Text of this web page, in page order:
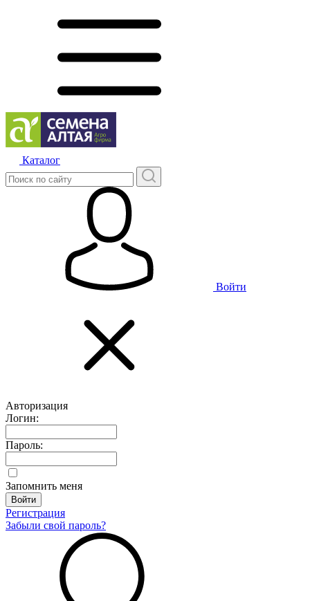
Каталог
Войти
Авторизация
Логин:
Пароль:
Запомнить меня
Регистрация
Забыли свой пароль?